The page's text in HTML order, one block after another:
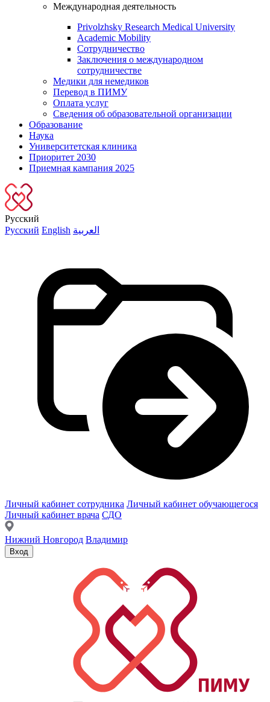
Международная деятельность
Privolzhsky Research Medical University
Academic Mobility
Сотрудничество
Заключения о международном
сотрудничестве
Медики для немедиков
Перевод в ПИМУ
Оплата услуг
Сведения об образовательной организации
Образование
Наука
Университетская клиника
Приоритет 2030
Приемная кампания 2025
Русский
Русский English العربية
Личный кабинет сотрудника Личный кабинет обучающегося
Личный кабинет врача СДО
Нижний Новгород Владимир
Вход